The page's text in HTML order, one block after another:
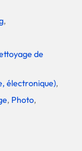
,
de
électronique),
, Photo,